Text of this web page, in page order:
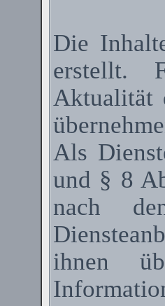
Die
erstellt.
Aktualität
Als
und § 8
nach
ihnen